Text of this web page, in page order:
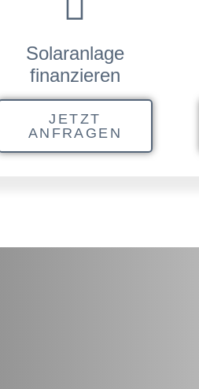
Solaranlage
finanzieren
JETZT
ANFRAGEN